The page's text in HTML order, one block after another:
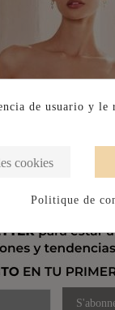
de usuario y le
cookies
Politique de